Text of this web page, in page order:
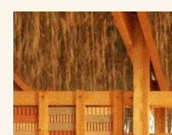
intimes et échos
d’une femme à la
l’esthétique continue